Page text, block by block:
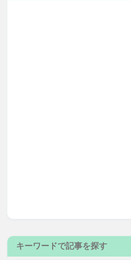
キーワードで記事を探す